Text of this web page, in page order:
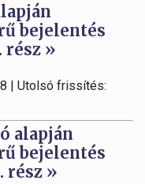
bejelentés
rész »
| Utolsó frissítés:
alapján
bejelentés
rész »